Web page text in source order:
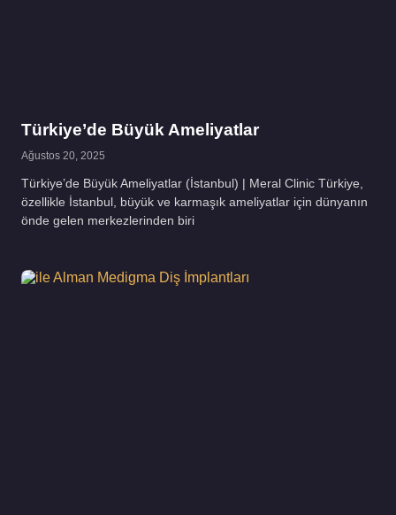
Türkiye’de Büyük Ameliyatlar
Ağustos 20, 2025
Türkiye’de Büyük Ameliyatlar (İstanbul) | Meral Clinic Türkiye,
özellikle İstanbul, büyük ve karmaşık ameliyatlar için dünyanın
önde gelen merkezlerinden biri